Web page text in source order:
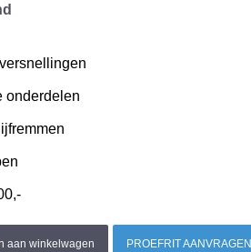
onderdelen
aan winkelwagen PROEFRIT AANVRAGEN